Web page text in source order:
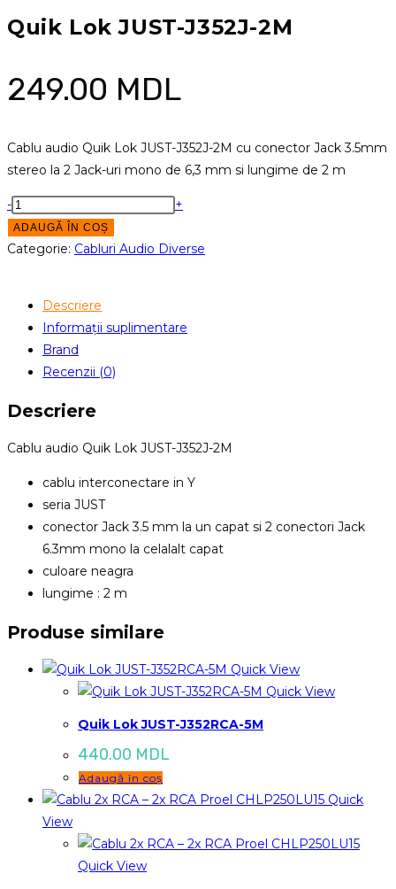
Quik Lok JUST-J352J-2M
249.00 MDL
Cablu audio Quik Lok JUST-J352J-2M cu conector Jack 3.5mm
stereo la 2 Jack-uri mono de 6,3 mm si lungime de 2 m
Cantitate
Quik
Lok
- +
ADAUGĂ ÎN COȘ
Categorie: Cabluri Audio Diverse
Descriere
Informații suplimentare
Brand
Recenzii (0)
Descriere
Cablu audio Quik Lok JUST-J352J-2M
cablu interconectare in Y
seria JUST
conector Jack 3.5 mm la un capat si 2 conectori Jack
6.3mm mono la celalalt capat
culoare neagra
lungime : 2 m
Produse similare
Quick View
Quick View
Quik Lok JUST-J352RCA-5M
440.00 MDL
Adaugă în coș
Quick
View
Quick View